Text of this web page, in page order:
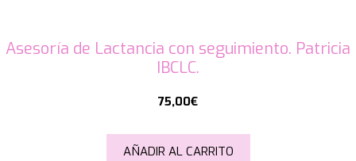
Asesoría de Lactancia con seguimiento. Patricia
IBCLC.
75,00€
AÑADIR AL CARRITO